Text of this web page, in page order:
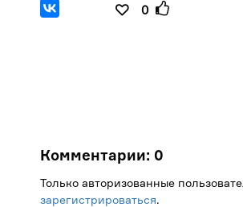
0
Комментарии: 0
Только авторизованные
зарегистрироваться.